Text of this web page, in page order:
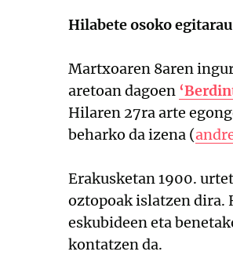
Hilabete osoko
Martxoaren 8aren
aretoan dagoen
Hilaren 27ra arte
beharko da izena (
Erakusketan 1900.
oztopoak islatzen dira.
eskubideen eta
kontatzen da.